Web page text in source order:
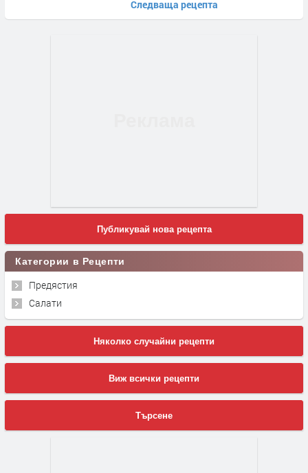
Следваща рецепта
Публикувай нова рецепта
Категории в Рецепти
Предястия
Салати
Няколко случайни рецепти
Виж всички рецепти
Търсене